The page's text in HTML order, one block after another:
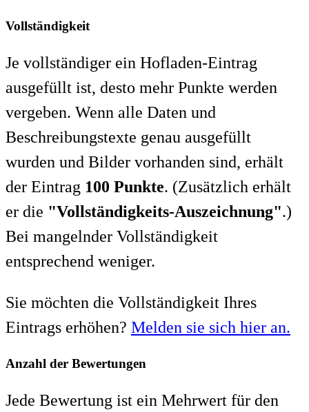
Vollständigkeit
Je vollständiger ein Hofladen-Eintrag
ausgefüllt ist, desto mehr Punkte werden
vergeben. Wenn alle Daten und
Beschreibungstexte genau ausgefüllt
wurden und Bilder vorhanden sind, erhält
der Eintrag 100 Punkte. (Zusätzlich erhält
er die "Vollständigkeits-Auszeichnung".)
Bei mangelnder Vollständigkeit
entsprechend weniger.
Sie möchten die Vollständigkeit Ihres
Eintrags erhöhen? Melden sie sich hier an.
Anzahl der Bewertungen
Jede Bewertung ist ein Mehrwert für den